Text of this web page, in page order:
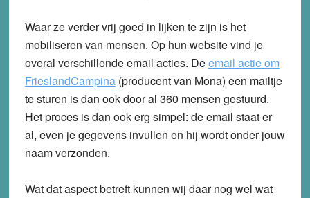
Waar ze verder vrij goed in lijken te zijn is het
mobiliseren van mensen. Op hun website vind je
overal verschillende email acties. Deemail actie om
FrieslandCampina(producent van Mona) een mailtje
te sturen is dan ook door al 360 mensen gestuurd.
Het proces is dan ook erg simpel: de email staat er
al, even je gegevens invullen en hij wordt onder jouw
naam verzonden.
Wat dat aspect betreft kunnen wij daar nog wel wat